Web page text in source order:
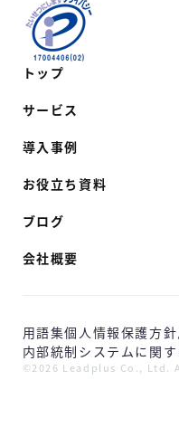
トップ
サービス
導入事例
お役立ち資料
ブログ
会社概要
©2026 Leadplus Co., Ltd.
用語集個人情報保護方針
内部統制システムに関